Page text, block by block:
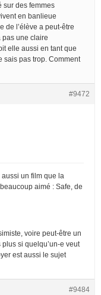
sur des femmes
en banlieue
de l’élève a peut-être
pas une claire
elle aussi en tant que
sais pas trop. Comment
#9472
un film que la
aimé : Safe, de
voire peut-être un
si quelqu’un-e veut
est aussi le sujet
#9484